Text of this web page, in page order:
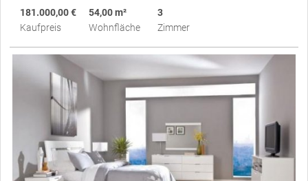
181.000,00 €
Kaufpreis
54,00 m²
Wohnfläche
3
Zimmer